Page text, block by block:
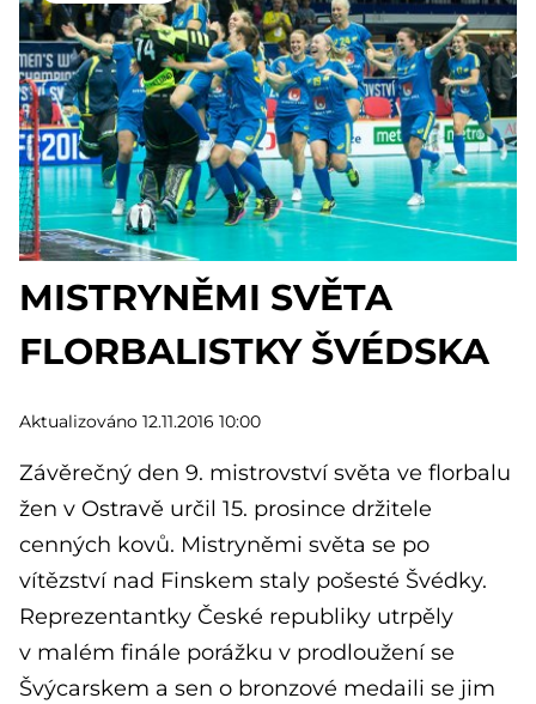
MISTRYNĚMI SVĚTA
FLORBALISTKY ŠVÉDSKA
Aktualizováno 12.11.2016 10:00
Závěrečný den 9. mistrovství světa ve florbalu
žen v Ostravě určil 15. prosince držitele
cenných kovů. Mistryněmi světa se po
vítězství nad Finskem staly pošesté Švédky.
Reprezentantky České republiky utrpěly
v malém finále porážku v prodloužení se
Švýcarskem a sen o bronzové medaili se jim